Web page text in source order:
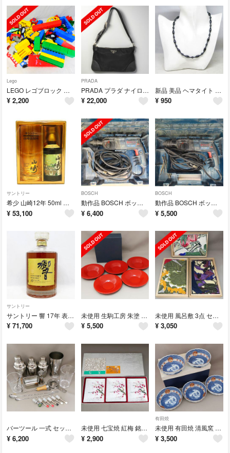
Lego
LEGO レゴブロック 約2150g レゴ ブロック 2.15kg
¥ 2,200
PRADA
PRADA プラダ ナイロン ワンショルダー 三角ロゴ ショルダーバッグ 黒
¥ 22,000
新品 美品 ヘマタイト 磁気 ネックレス パワーストーン ヘマタイトネックレス
¥ 950
サントリー
希少 山崎12年 50ml 限定ボトル 水彩画ラベル ピュアモルト グラス 付き
¥ 53,100
BOSCH
動作品 BOSCH ボッシュ ハンマードリル GBH2-26RE ハンマドリル
¥ 6,400
BOSCH
動作品 BOSCH ボッシュ ハンマードリル GBH2-26RE ハンマドリル
¥ 5,500
サントリー
サントリー 響 17年 表裏 ゴールド 両面 金ラベル 響17年 750ml
¥ 71,700
未使用 生駒工房 朱塗 天然木 漆器 茶托 5枚組 紙箱付き
¥ 5,500
未使用 風呂敷 3点 セット 三越購入 ふろしき 木箱入り
¥ 3,050
バーツール 一式 セット シェイカー ミキシンググラス ボストンシェイカー 他
¥ 6,200
未使用 七宝焼 紅梅 銘々皿 3点 セット tsutanka ツタンカ
¥ 2,900
有田焼
未使用 有田焼 清風窯 錦山水 金彩春秋文 輪花 小鉢揃 5枚 箱付き
¥ 3,500